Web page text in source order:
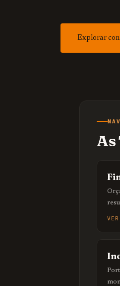
Explorar
As